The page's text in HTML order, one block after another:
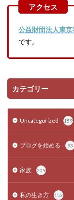
公益財団法人東
です。
カテゴリー
Uncategorized 159
ブログを始める 93
家族 209
私の生き方 153